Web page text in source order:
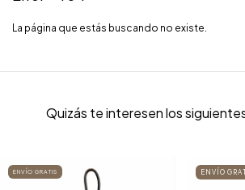
La página que estás buscando no existe.
Quizás te interesen los
ENVÍO GRATIS ENVÍO